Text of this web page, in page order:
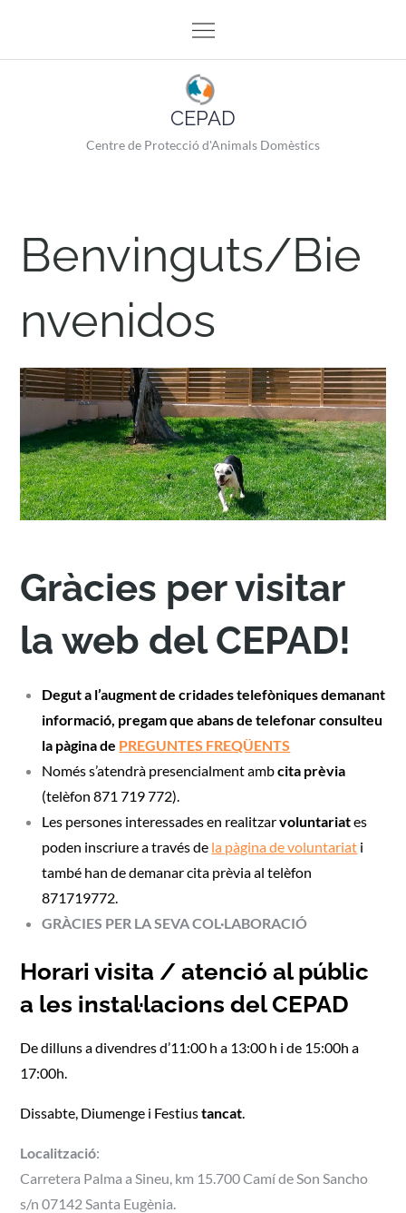
content
CEPAD
Centre de Protecció d'Animals Domèstics
Benvinguts/Bie
nvenidos
Gràcies per visitar
la web del CEPAD!
Degut a l’augment de cridades telefòniques demanant
informació, pregam que abans de telefonar consulteu
la pàgina de PREGUNTES FREQÜENTS
Només s’atendrà presencialment ambcita prèvia
(telèfon 871 719 772).
Les persones interessades en realitzarvoluntariates
poden inscriure a través de la pàgina de voluntariat i
també han de demanar cita prèvia al telèfon
871719772.
GRÀCIES PER LA SEVA COL·LABORACIÓ
Horari visita / atenció al públic
a les instal·lacions del CEPAD
De dilluns a divendres d’11:00 h a 13:00 h i de 15:00h a
17:00h.
Dissabte, Diumenge i Festiustancat.
Localització:
Carretera Palma a Sineu, km 15.700 Camí de Son Sancho
s/n 07142 Santa Eugènia.